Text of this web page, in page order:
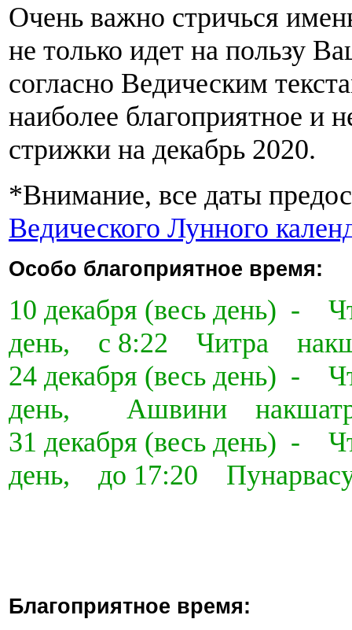
Очень важно стричься
не только идет на пользу
согласно Ведическим
наиболее благоприятное и
стрижки на декабрь 2020.
*Внимание, все даты
Ведического Лунного
Особо благоприятное время:
10 декабря (весь день)
день, с 8:22 Читра
24 декабря (весь день)
день, Ашвини
31 декабря (весь день)
день, до 17:20
Благоприятное время: